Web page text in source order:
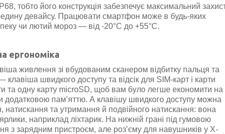
тобто його конструкція забезпечує максимальний
девайсу. Працювати смартфон може в будь-яких
чи лютий мороз — від -20°C до +55°C.
ергономіка
живлення зі вбудованим сканером відбитку пальця та
клавіша швидкого доступу та відсік для SIM-карт і карти
та одну карту microSD, щоб вам було легше економити на
додатковою пам’яттю. А клавішу швидкого доступу можна
натискання та утримання й подвійного натискання: вона
наприклад ліхтарик. На нижній грані під гумовою
з зарядним пристроєм, але роз’єму для навушників у X-